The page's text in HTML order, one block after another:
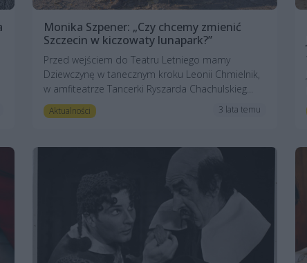
Monika Szpener: „Czy chcemy zmienić
Szczecin w kiczowaty lunapark?”
Przed wejściem do Teatru Letniego mamy
Dziewczynę w tanecznym kroku Leonii Chmielnik,
w amfiteatrze Tancerki Ryszarda Chachulskieg...
Aktualności 3 lata temu